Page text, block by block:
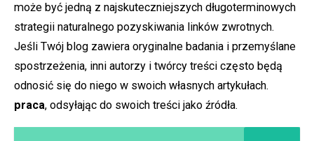
może być jedną z najskuteczniejszych długoterminowych
strategii naturalnego pozyskiwania linków zwrotnych.
Jeśli Twój blog zawiera oryginalne badania i przemyślane
spostrzeżenia, inni autorzy i twórcy treści często będą
odnosić się do niego w swoich własnych artykułach.
praca, odsyłając do swoich treści jako źródła.